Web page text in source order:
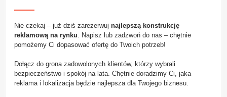
Nie czekaj – już dziś zarezerwuj najlepszą konstrukcję
reklamową na rynku. Napisz lub zadzwoń do nas – chętnie
pomożemy Ci dopasować ofertę do Twoich potrzeb!
Dołącz do grona zadowolonych klientów, którzy wybrali
bezpieczeństwo i spokój na lata. Chętnie doradzimy Ci, jaka
reklama i lokalizacja będzie najlepsza dla Twojego biznesu.